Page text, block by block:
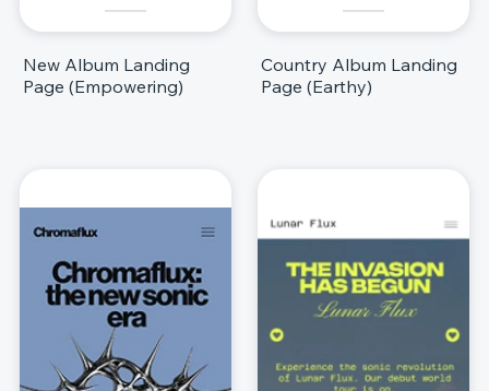
New Album Landing
Page (Empowering)
Country Album Landing
Page (Earthy)